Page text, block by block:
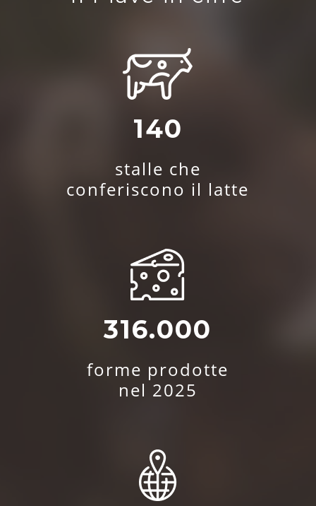
140
stalle che
conferiscono il latte
316.000
forme prodotte
nel 2025